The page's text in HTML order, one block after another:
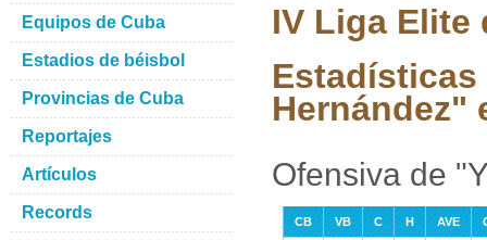
IV Liga Elite
Hernández"
Ofensiva de
CB VB C H AVE
Equipos de Cuba
Estadios de béisbol
Provincias de Cuba
Reportajes
Artículos
Records